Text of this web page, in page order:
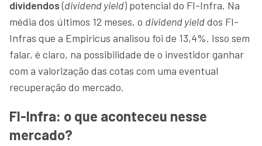
dividendos(dividend yield) potencial do FI-Infra. Na
média dos últimos 12 meses, o dividend yielddos FI-
Infras que a Empiricus analisou foi de 13,4%. Isso sem
falar, é claro, na possibilidade de o investidor ganhar
com a valorização das cotas com uma eventual
recuperação do mercado.
FI-Infra: o que aconteceu nesse
mercado?